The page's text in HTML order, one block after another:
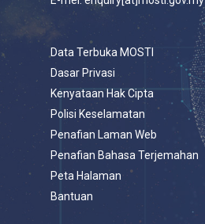
Data Terbuka MOSTI
Dasar Privasi
Kenyataan Hak Cipta
Polisi Keselamatan
Penafian Laman Web
Penafian Bahasa Terjemahan
Peta Halaman
Bantuan